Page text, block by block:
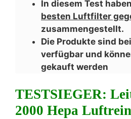
In diesem Test
besten Luftfilter
zusammengestellt.
Die Produkte sind
verfügbar und
gekauft werden
TESTSIEGER:
2000 Hepa